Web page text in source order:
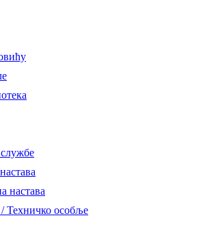
настава
Техничко особље